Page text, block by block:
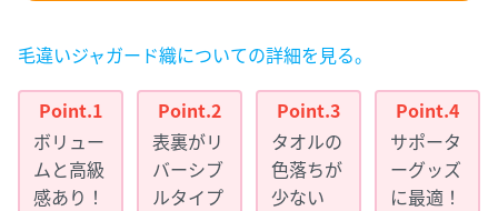
毛違いジャガード織についての詳細を見る。
ボリュー
ムと高級
感あり！
表裏がリ
バーシブ
ルタイプ
タオルの
色落ちが
少ない
サポータ
ーグッズ
に最適！